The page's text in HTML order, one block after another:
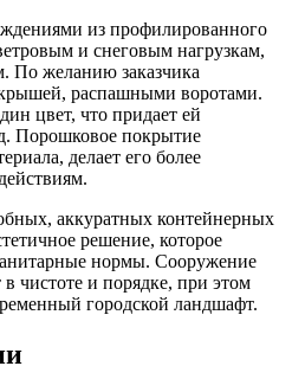
из профилированного
и снеговым нагрузкам,
По желанию заказчика
распашными воротами.
цвет, что придает ей
Порошковое покрытие
делает его более
аккуратных контейнерных
решение, которое
нормы. Сооружение
чистоте и порядке, при этом
городской ландшафт.